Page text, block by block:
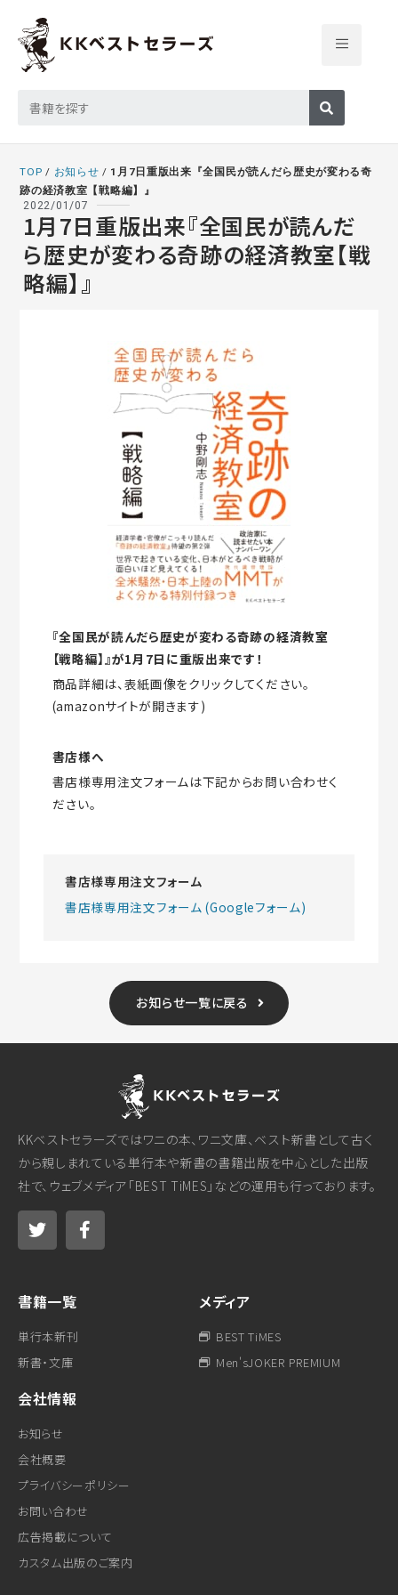
TOP / お知らせ / 1月7日重版出来『全国民が読んだら歴史が変わる奇
跡の経済教室【戦略編】』
2022/01/07
1月7日重版出来『全国民が読んだ
ら歴史が変わる奇跡の経済教室【戦
略編】』
『全国民が読んだら歴史が変わる奇跡の経済教室
【戦略編】』が1月7日に重版出来です！
商品詳細は、表紙画像をクリックしてください。
(amazonサイトが開きます)
書店様へ
書店様専用注文フォームは下記からお問い合わせく
ださい。
書店様専用注文フォーム
書店様専用注文フォーム (Googleフォーム)
お知らせ一覧に戻る
KKベストセラーズではワニの本、ワニ文庫、ベスト新書として古く
から親しまれている単行本や新書の書籍出版を中心とした出版
社で、ウェブメディア「BEST TiMES」などの運用も行っております。
書籍一覧
単行本新刊
新書・文庫
メディア
BEST TiMES
Men'sJOKER PREMIUM
会社情報
お知らせ
会社概要
プライバシーポリシー
お問い合わせ
広告掲載について
カスタム出版のご案内